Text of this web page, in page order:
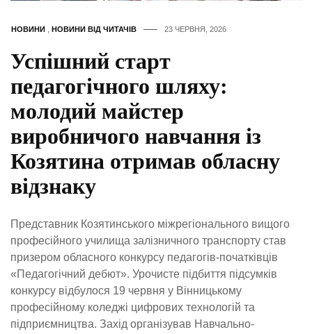
НОВИНИ НОВИНИ ВІД ЧИТАЧІВ 23 ЧЕРВНЯ, 2026
Успішний старт
педагогічного шляху:
молодий майстер
виробничого навчання із
Козятина отримав обласну
відзнаку
Представник Козятинського міжрегіонального вищого
професійного училища залізничного транспорту став
призером обласного конкурсу педагогів-початківців
«Педагогічний дебют». Урочисте підбиття підсумків
конкурсу відбулося 19 червня у Вінницькому
професійному коледжі цифрових технологій та
підприємництва. Захід організував Навчально-